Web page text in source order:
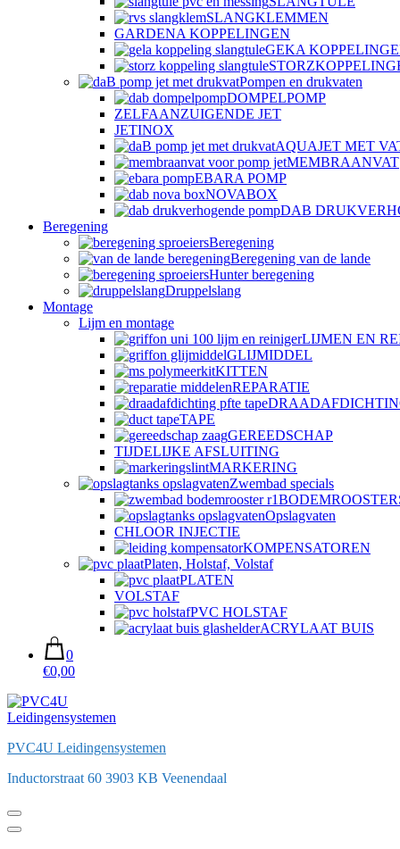
SLANGKLEMMEN
GARDENA KOPPELINGEN
GEKA
Pompen en drukvaten
DOMPELPOMP
ZELFAANZUIGENDE JET
JETINOX
AQUAJET MET
MEMBRAANVAT
EBARA POMP
NOVABOX
DAB
Beregening
Beregening
Beregening van de lande
Hunter beregening
Druppelslang
Montage
Lijm en montage
LIJMEN EN
GLIJMIDDEL
KITTEN
REPARATIE
TAPE
GEREEDSCHAP
TIJDELIJKE AFSLUITING
MARKERING
Zwembad specials
Opslagvaten
CHLOOR INJECTIE
KOMPENSATOREN
Platen, Holstaf, Volstaf
PLATEN
VOLSTAF
PVC HOLSTAF
ACRYLAAT BUIS
0
€0,00
PVC4U Leidingensystemen
Inductorstraat 60 3903 KB Veenendaal